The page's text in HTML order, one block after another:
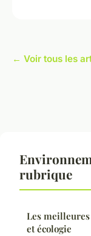
← Voir tous les
rubrique
Les
et écologie